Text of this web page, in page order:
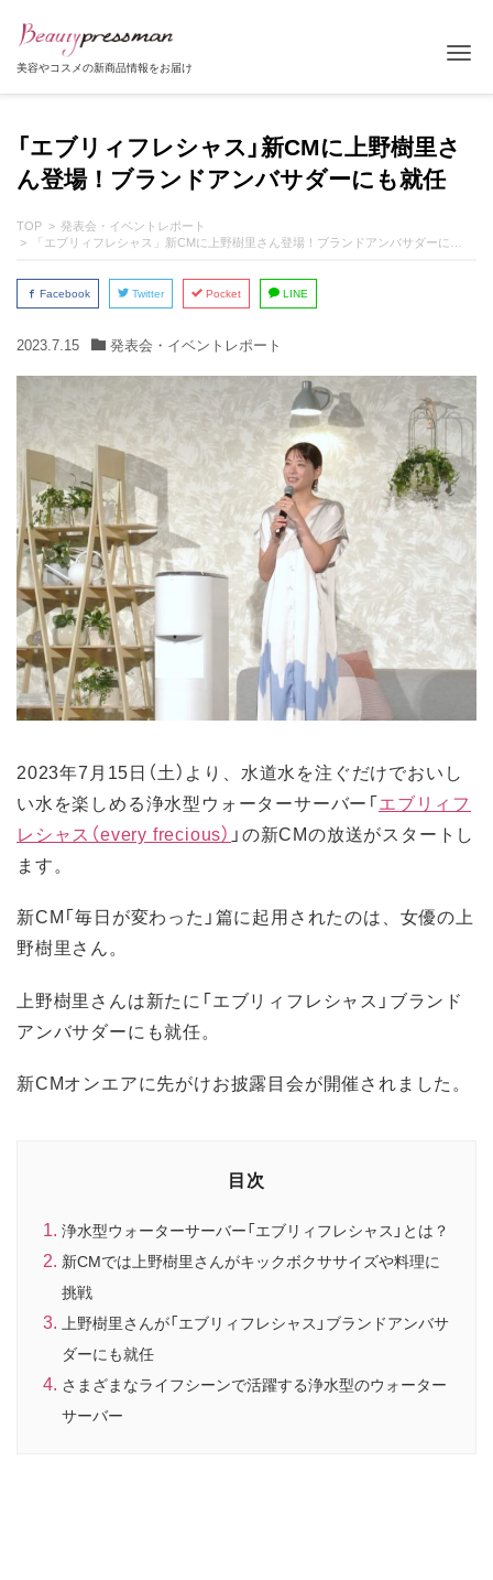
美容やコスメの新商品情報をお届け
「エブリィフレシャス」新CMに上野樹里さ
ん登場！ブランドアンバサダーにも就任
TOP
発表会・イベントレポート
「エブリィフレシャス」新CMに上野樹里さん登場！ブランドアンバサダーにも就任
Facebook Twitter Pocket LINE
2023.7.15 発表会・イベントレポート
2023年7月15日（土）より、水道水を注ぐだけでおいし
い水を楽しめる浄水型ウォーターサーバー「エブリィフ
レシャス（every frecious） 」の新CMの放送がスタートし
ます。
新CM「毎日が変わった」篇に起用されたのは、女優の上
野樹里さん。
上野樹里さんは新たに「エブリィフレシャス」ブランド
アンバサダーにも就任。
新CMオンエアに先がけお披露目会が開催されました。
目次
浄水型ウォーターサーバー「エブリィフレシャス」とは？
新CMでは上野樹里さんがキックボクササイズや料理に
挑戦
上野樹里さんが「エブリィフレシャス」ブランドアンバサ
ダーにも就任
さまざまなライフシーンで活躍する浄水型のウォーター
サーバー